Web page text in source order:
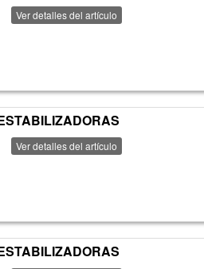
Ver detalles del artículo
Ver detalles del artículo